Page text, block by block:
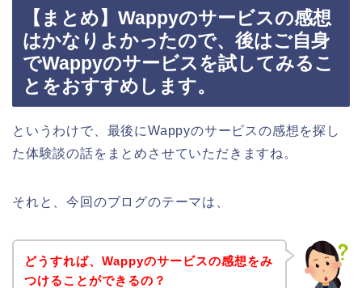
【まとめ】Wappyのサービスの感想
はかなりよかったので、後はご自身
でWappyのサービスを試してみるこ
とをおすすめします。
というわけで、最後にWappyのサービスの感想を探し
た体験談の話をまとめさせていただきますね。
それと、今回のブログのテーマは、
どうすれば、Wappyのサービスの感想をみ
つけることができるの？